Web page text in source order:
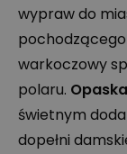
wypraw do
warkoczowy
polaru.
świetnym
dopełni